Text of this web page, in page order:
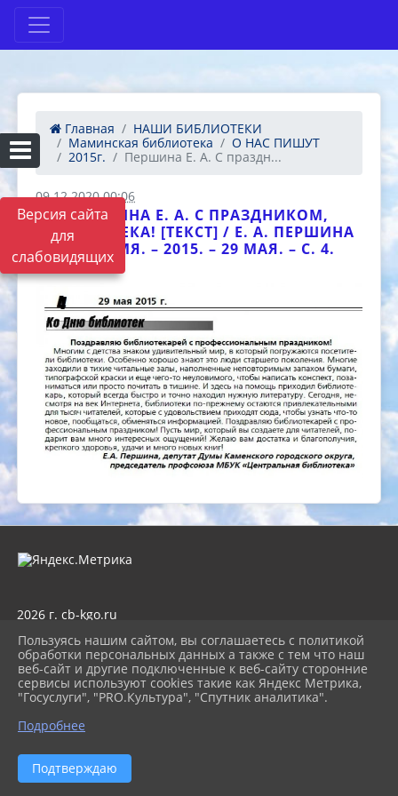
Версия сайта
для
слабовидящих
Главная
НАШИ БИБЛИОТЕКИ
Маминская библиотека
О НАС ПИШУТ
2015г.
Першина Е. А. С праздн...
09.12.2020 00:06
ПЕРШИНА Е. А. С ПРАЗДНИКОМ,
БИБЛИОТЕКА! [ТЕКСТ] / Е. А. ПЕРШИНА
// ПЛАМЯ. – 2015. – 29 МАЯ. – С. 4.
2026 г. cb-kgo.ru
Карта сайта
Политика обработки персональных данных
Сделано на KubCMS
Разработка и поддержка
Пользуясь нашим сайтом, вы соглашаетесь с политикой
обработки персональных данных а также с тем что наш
веб-сайт и другие подключенные к веб-сайту сторонние
сервисы используют cookies такие как Яндекс Метрика,
"Госуслуги", "PRO.Культура", "Спутник аналитика".
Подробнее
Подтверждаю